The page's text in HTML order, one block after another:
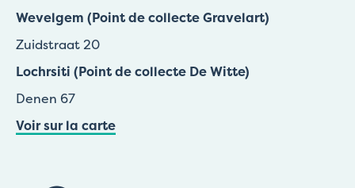
Wevelgem (Point de collecte Gravelart)
Zuidstraat 20
Lochrsiti (Point de collecte De Witte)
Denen 67
Voir sur la carte